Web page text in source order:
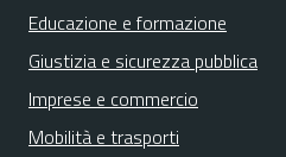
Educazione e formazione
Giustizia e sicurezza pubblica
Imprese e commercio
Mobilità e trasporti